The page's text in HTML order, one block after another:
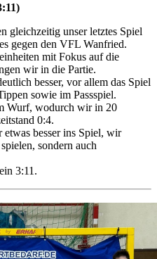
gleichzeitig unser letztes Spiel
gegen den VFL Wanfried.
mit Fokus auf die
wir in die Partie.
besser, vor allem das Spiel
sowie im Passspiel.
Wurf, wodurch wir in 20
0:4.
besser ins Spiel, wir
sondern auch
3:11.